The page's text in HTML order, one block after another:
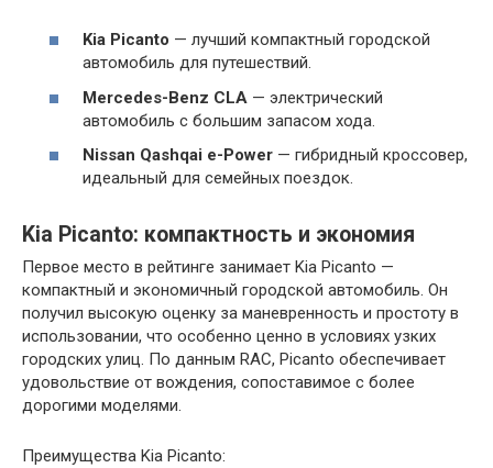
Kia Picanto — лучший компактный городской
автомобиль для путешествий.
Mercedes-Benz CLA — электрический
автомобиль с большим запасом хода.
Nissan Qashqai e-Power — гибридный кроссовер,
идеальный для семейных поездок.
Kia Picanto: компактность и экономия
Первое место в рейтинге занимает Kia Picanto —
компактный и экономичный городской автомобиль. Он
получил высокую оценку за маневренность и простоту в
использовании, что особенно ценно в условиях узких
городских улиц. По данным RAC, Picanto обеспечивает
удовольствие от вождения, сопоставимое с более
дорогими моделями.
Преимущества Kia Picanto: